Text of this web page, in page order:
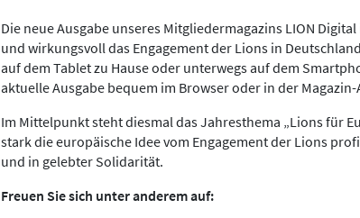
Die neue Ausgabe unseres Mitgliedermagazins LION
und wirkungsvoll das Engagement der Lions in
auf dem Tablet zu Hause oder unterwegs auf dem
aktuelle Ausgabe bequem im Browser oder in der Magazin-
Im Mittelpunkt steht diesmal das Jahresthema „Lions für
stark die europäische Idee vom Engagement der Lions
und in gelebter Solidarität.
Freuen Sie sich unter anderem auf: